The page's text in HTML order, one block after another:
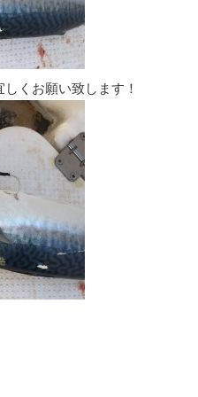
くお願い致します！